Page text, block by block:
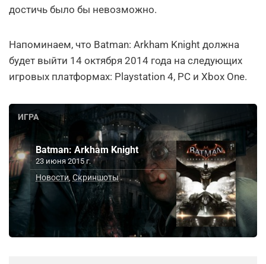
достичь было бы невозможно.
Напоминаем, что Batman: Arkham Knight должна
будет выйти 14 октября 2014 года на следующих
игровых платформах: Playstation 4, PC и Xbox One.
ИГРА
Batman: Arkham Knight
23 июня 2015 г.
Новости,Скриншоты